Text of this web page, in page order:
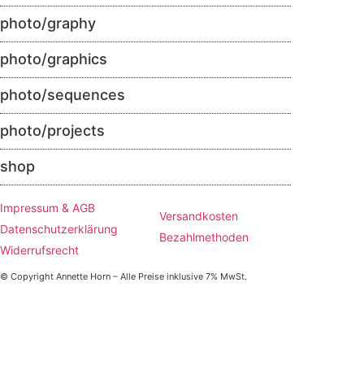
photo/graphy
photo/graphics
photo/sequences
photo/projects
shop
Impressum & AGB
Datenschutzerklärung
Widerrufsrecht
Versandkosten
Bezahlmethoden
© Copyright Annette Horn – Alle Preise inklusive 7% MwSt.